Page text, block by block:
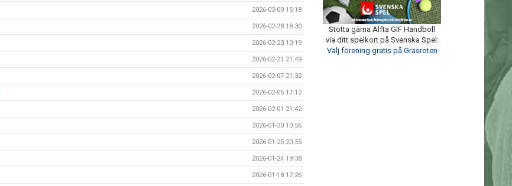
2026-03-09 15:18
2026-02-28 18:30
2026-02-23 10:19
2026-02-21 21:49
2026-02-07 21:32
2026-02-05 17:12
2026-02-01 21:42
2026-01-30 10:56
2026-01-25 20:55
2026-01-24 19:38
2026-01-18 17:26
Stötta gärna Alfta GIF Handboll
via ditt spelkort på Svenska Spel:
Välj förening gratis på Gräsroten